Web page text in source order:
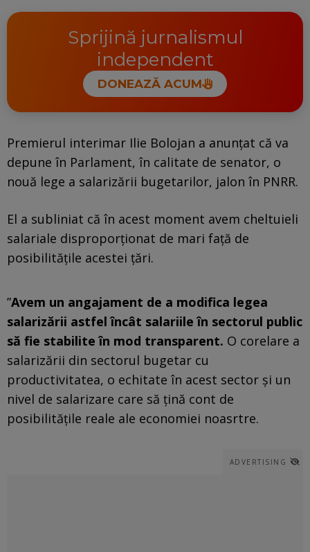
Sprijină jurnalismul
independent
DONEAZĂ ACUM
Premierul interimar Ilie Bolojan a anunțat că va
depune în Parlament, în calitate de senator, o
nouă lege a salarizării bugetarilor, jalon în PNRR.
El a subliniat că în acest moment avem cheltuieli
salariale disproporționat de mari față de
posibilitățile acestei țări.
”Avem un angajament de a modifica legea
salarizării astfel încât salariile în sectorul public
să fie stabilite în mod transparent. O corelare a
salarizării din sectorul bugetar cu
productivitatea, o echitate în acest sector și un
nivel de salarizare care să țină cont de
posibilitățile reale ale economiei noasrtre.
ADVERTISING